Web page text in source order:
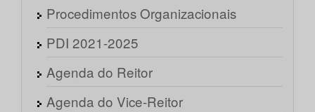
Procedimentos Organizacionais
PDI 2021-2025
Agenda do Reitor
Agenda do Vice-Reitor